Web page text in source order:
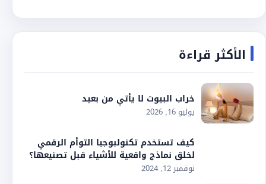
الأكثر قراءة
خراب البيوت لا يأتي من بعيد
يوليو 16, 2026
كيف تستخدم تكنولبوجيا التوأم الرقمي
لخلق نماذج واقعية للأشياء قبل تصنيعها؟
نوفمبر 12, 2024